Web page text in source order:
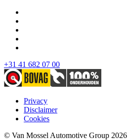
+31 41 682 07 00
Privacy
Disclaimer
Cookies
© Van Mossel Automotive Group 2026